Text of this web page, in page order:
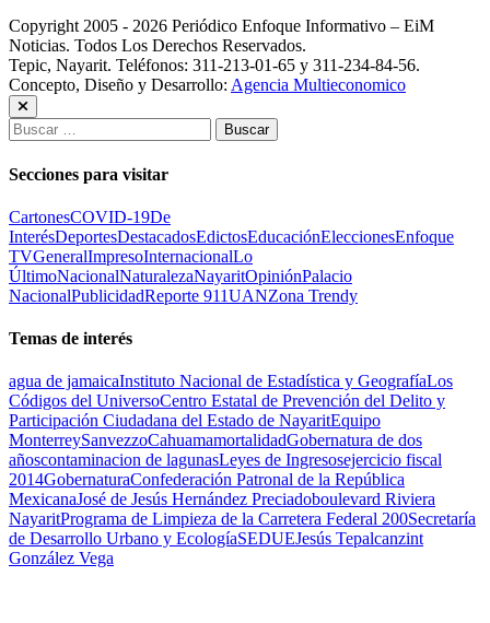
Copyright 2005 - 2026 Periódico Enfoque Informativo – EiM
Noticias. Todos Los Derechos Reservados.
Tepic, Nayarit. Teléfonos: 311-213-01-65 y 311-234-84-56.
Concepto, Diseño y Desarrollo: Agencia Multieconomico
Buscar:
Secciones para visitar
CartonesCOVID-19De
InterésDeportesDestacadosEdictosEducaciónEleccionesEnfoque
TVGeneralImpresoInternacionalLo
ÚltimoNacionalNaturalezaNayaritOpiniónPalacio
NacionalPublicidadReporte 911UANZona Trendy
Temas de interés
agua de jamaicaInstituto Nacional de Estadística y GeografíaLos
Códigos del UniversoCentro Estatal de Prevención del Delito y
Participación Ciudadana del Estado de NayaritEquipo
MonterreySanvezzoCahuamamortalidadGobernatura de dos
añoscontaminacion de lagunasLeyes de Ingresosejercicio fiscal
2014GobernaturaConfederación Patronal de la República
MexicanaJosé de Jesús Hernández Preciadoboulevard Riviera
NayaritPrograma de Limpieza de la Carretera Federal 200Secretaría
de Desarrollo Urbano y EcologíaSEDUEJesús Tepalcanzint
González Vega